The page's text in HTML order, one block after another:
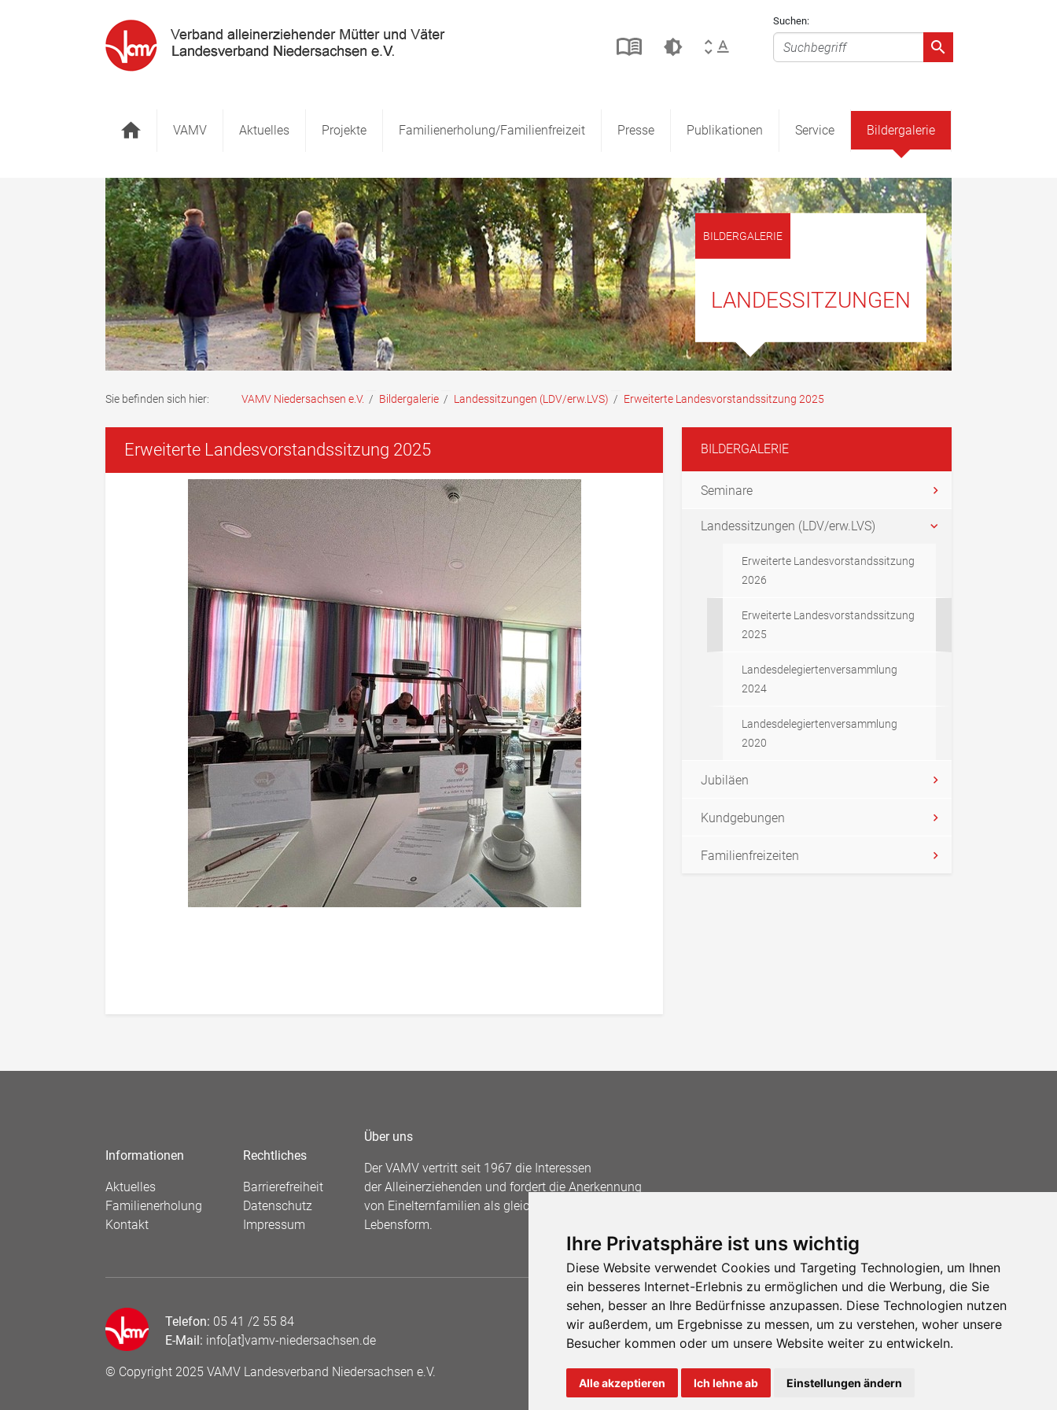
Ihre Privatsphäre ist uns wichtig
Diese Website verwendet Cookies und Targeting Technologien, um Ihnen
ein besseres Internet-Erlebnis zu ermöglichen und die Werbung, die Sie
sehen, besser an Ihre Bedürfnisse anzupassen. Diese Technologien nutzen
wir außerdem, um Ergebnisse zu messen, um zu verstehen, woher unsere
Besucher kommen oder um unsere Website weiter zu entwickeln.
Alle akzeptieren Ich lehne ab Einstellungen ändern
Suchen:
Startseite
VAMV Aktuelles Projekte Familienerholung/Familienfreizeit Presse Publikationen Service Bildergalerie
BILDERGALERIE
LANDESSITZUNGEN
Sie befinden sich hier: VAMV Niedersachsen e.V. / Bildergalerie / Landessitzungen (LDV/erw.LVS) / Erweiterte Landesvorstandssitzung 2025
Erweiterte Landesvorstandssitzung 2025 BILDERGALERIE
Seminare
Landessitzungen (LDV/erw.LVS)
Erweiterte Landesvorstandssitzung
2026
Erweiterte Landesvorstandssitzung
2025
Landesdelegiertenversammlung
2024
Landesdelegiertenversammlung
2020
Jubiläen
Kundgebungen
Familienfreizeiten
Informationen
Aktuelles
Familienerholung
Kontakt
Rechtliches
Barrierefreiheit
Datenschutz
Impressum
Über uns
Der VAMV vertritt seit 1967 die Interessen
der Alleinerziehenden und fordert die Anerkennung
von Einelternfamilien als gleichberechtigte
Lebensform.
Telefon: 05 41 /2 55 84
E-Mail: info[at]vamv-niedersachsen.de
© Copyright 2025 VAMV Landesverband Niedersachsen e.V.